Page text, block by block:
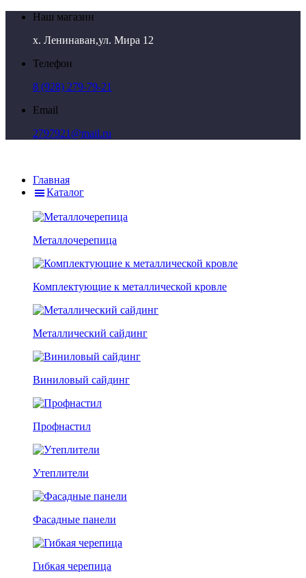
Наш магазин
х. Ленинаван,ул. Мира 12
Телефон
8 (928) 279-79-21
Email
2797921@mail.ru
Главная
Каталог
Металлочерепица
Комплектующие к металлической кровле
Металлический сайдинг
Виниловый сайдинг
Профнастил
Утеплители
Фасадные панели
Гибкая черепица